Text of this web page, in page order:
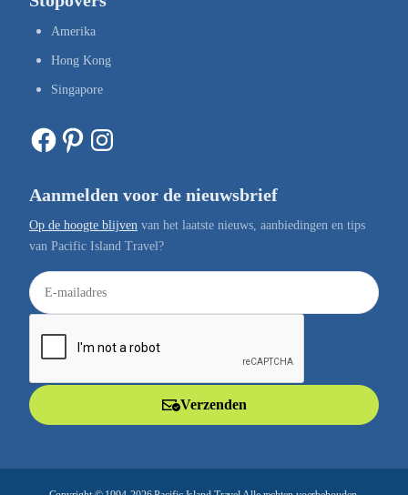
Amerika
Hong Kong
Singapore
Facebook Pinterest Instagram
Aanmelden voor de nieuwsbrief
Op de hoogte blijven van het laatste nieuws, aanbiedingen en tips
van Pacific Island Travel?
E
-
a
Verzenden